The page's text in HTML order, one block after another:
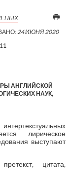
24 ИЮНЯ 2020
АНГЛИЙСКОЙ
НАУК,
лирическое
выступают
цитата,